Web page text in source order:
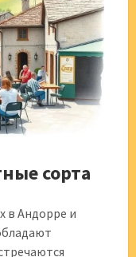
сорта
в Андорре и